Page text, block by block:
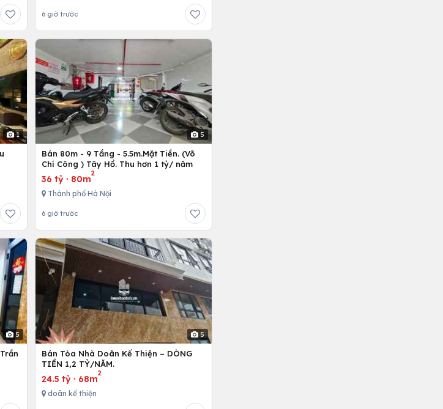
6 giờ trước
1 5
Bán 80m - 9 Tầng - 5.5m.Mặt Tiền. (Võ
Chí Công ) Tây Hồ. Thu hơn 1 tỷ/ năm
36 tỷ· 80m
2
Thành phố Hà Nội
6 giờ trước
5 5
Bán Tòa Nhà Doãn Kế Thiện – DÒNG
TIỀN 1,2 TỶ/NĂM.
24.5 tỷ· 68m
2
doãn kế thiện